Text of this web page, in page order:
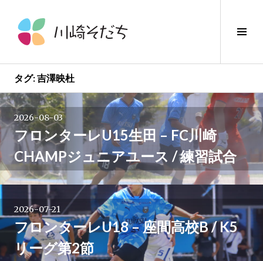
ツ
ス
キ
ッ
プ
サ
切
り
替
タグ:吉澤映杜
2026-08-03
フロンターレU15生田 – FC川崎
CHAMPジュニアユース / 練習試合
2026-07-21
フロンターレU18 – 座間高校B / K5
リーグ第2節
投
稿
ナ
ビ
ゲ
ー